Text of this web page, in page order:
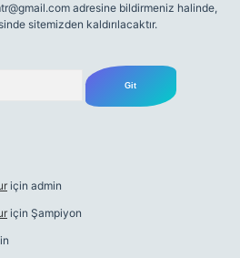
adresine bildirmeniz halinde,
sitemizden kaldırılacaktır.
için admin
için Şampiyon